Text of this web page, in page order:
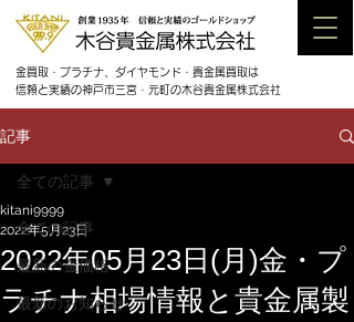
金買取・プラチナ、ダイヤモンド・貴金属買取は
信頼と実績の神戸市三宮・元町の木谷貴金属株式会社
記事
全ての記事
最新の金価格
最新のお知らせ
全ての記事
2022年05月23日(月)金・プ
ラチナ相場情報と貴金属製
kitani9999
2022年5月23日